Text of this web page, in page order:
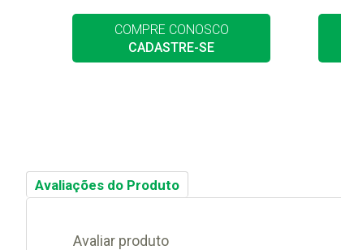
COMPRE CONOSCO
CADASTRE-SE
Avaliações do Produto
Avaliar produto